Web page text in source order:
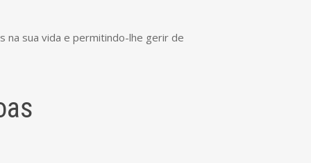
na sua vida e permitindo-lhe gerir de